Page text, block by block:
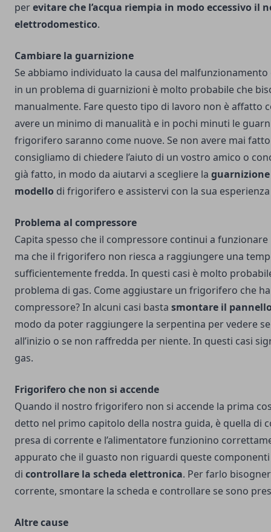
perevitare che l’acqua riempia in modo eccessivo il
elettrodomestico.
Cambiare la guarnizione
Se abbiamo individuato la causa del
in un problema di guarnizioni è molto probabile che
manualmente. Fare questo tipo di lavoro non è affatto
avere un minimo di manualità e in pochi minuti le
frigorifero saranno come nuove. Se non avere mai
consigliamo di chiedere l’aiuto di un vostro amico o
già fatto, in modo da aiutarvi a scegliere la
modello di frigorifero e assistervi con la sua
Problema al compressore
Capita spesso che il compressore continui a
ma che il frigorifero non riesca a raggiungere una
sufficientemente fredda. In questi casi è molto
problema di gas. Come aggiustare un frigorifero che
compressore? In alcuni casi basta smontare il
modo da poter raggiungere la serpentina per vedere
all’inizio o se non raffredda per niente. In questi casi
gas.
Frigorifero che non si accende
Quando il nostro frigorifero non si accende la prima
detto nel primo capitolo della nostra guida, è quella di
presa di corrente e l’alimentatore funzionino
appurato che il guasto non riguardi queste componenti
di controllare la scheda elettronica. Per farlo
corrente, smontare la scheda e controllare se sono
Altre cause